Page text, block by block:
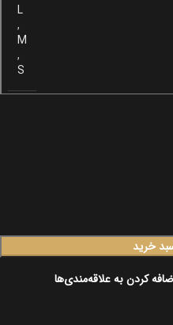
L
,
M
,
S
خرید
کردن به علاقه‌مندی‌ها